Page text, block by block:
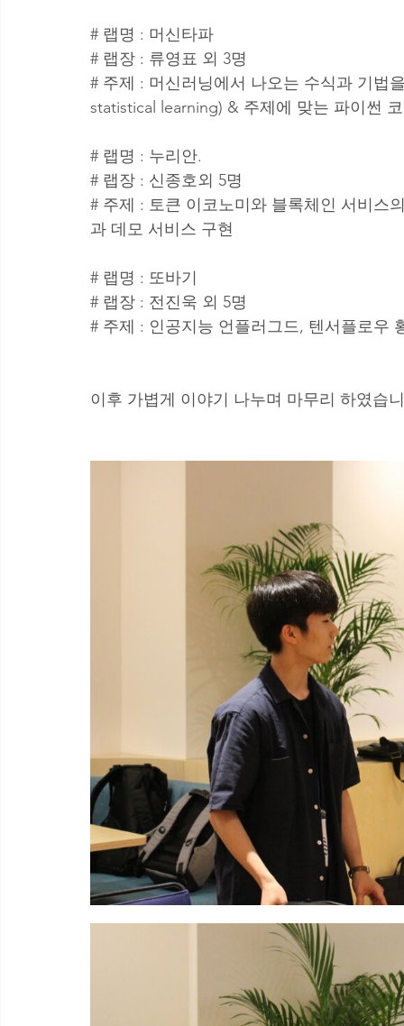
# 랩명 : 머신타파
# 랩장 : 류영표 외 3명
# 주제 : 머신러닝에서 나오는 수식과 기
statistical learning) & 주제에 맞는 파이썬
# 랩명 : 누리안.
# 랩장 : 신종호외 5명
# 주제 : 토큰 이코노미와 블록체인 서비스
과 데모 서비스 구현
# 랩명 : 또바기
# 랩장 : 전진욱 외 5명
# 주제 : 인공지능 언플러그드, 텐서플로우
이후 가볍게 이야기 나누며 마무리 하였습